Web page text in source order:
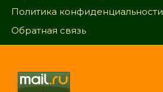
Политика конфиденциальности
Обратная связь